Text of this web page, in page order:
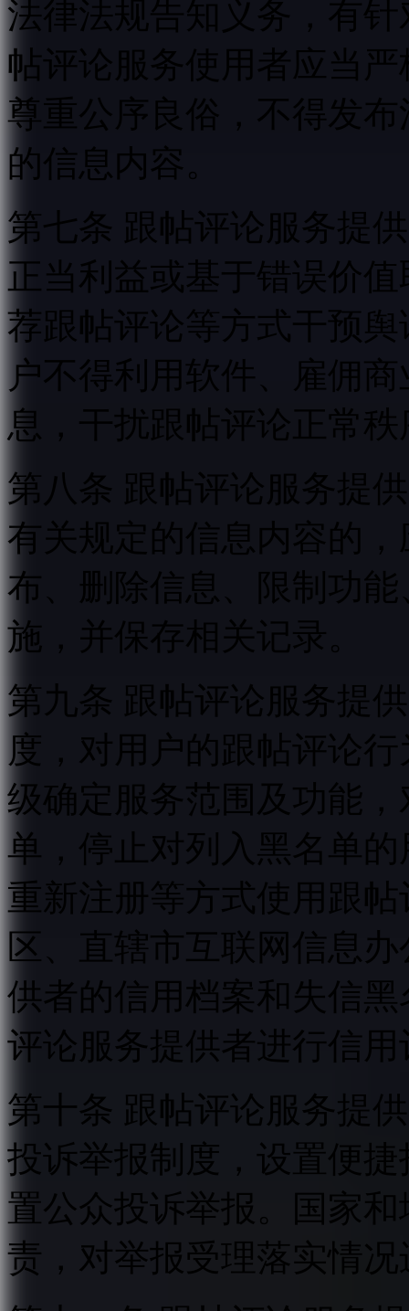
法律法规告知义务，有
帖评论服务使用者应当
尊重公序良俗，不得发
的信息内容。
第七条 跟帖评论服务提
正当利益或基于错误价
荐跟帖评论等方式干预
户不得利用软件、雇佣
息，干扰跟帖评论正常
第八条 跟帖评论服务提
有关规定的信息内容的
布、删除信息、限制功
施，并保存相关记录。
第九条 跟帖评论服务提
度，对用户的跟帖评论
级确定服务范围及功能
单，停止对列入黑名单
重新注册等方式使用跟
区、直辖市互联网信息
供者的信用档案和失信
评论服务提供者进行信用
第十条 跟帖评论服务提
投诉举报制度，设置便
置公众投诉举报。国家
责，对举报受理落实情